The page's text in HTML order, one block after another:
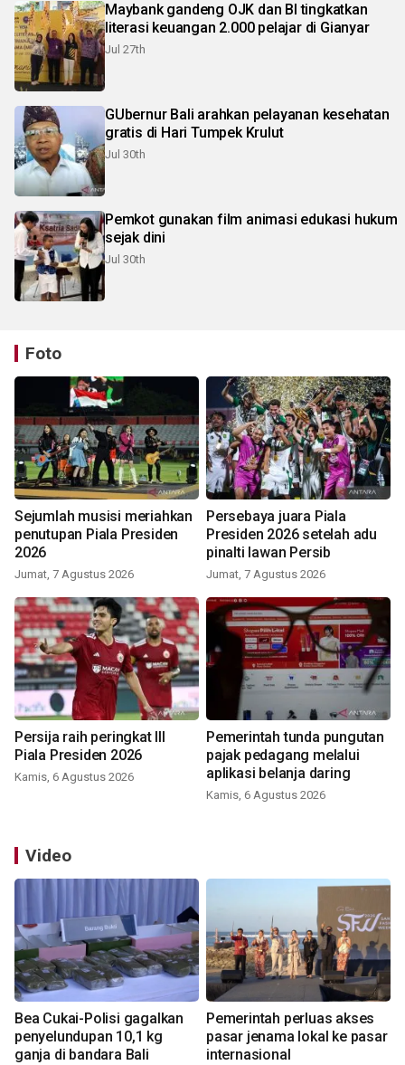
Maybank gandeng OJK dan BI tingkatkan
literasi keuangan 2.000 pelajar di Gianyar
Jul 27th
GUbernur Bali arahkan pelayanan kesehatan
gratis di Hari Tumpek Krulut
Jul 30th
Pemkot gunakan film animasi edukasi hukum
sejak dini
Jul 30th
Foto
Sejumlah musisi meriahkan
penutupan Piala Presiden
2026
Jumat, 7 Agustus 2026
Persebaya juara Piala
Presiden 2026 setelah adu
pinalti lawan Persib
Jumat, 7 Agustus 2026
Persija raih peringkat III
Piala Presiden 2026
Kamis, 6 Agustus 2026
Pemerintah tunda pungutan
pajak pedagang melalui
aplikasi belanja daring
Kamis, 6 Agustus 2026
Video
Bea Cukai-Polisi gagalkan
penyelundupan 10,1 kg
ganja di bandara Bali
Pemerintah perluas akses
pasar jenama lokal ke pasar
internasional